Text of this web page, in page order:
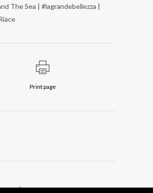
The Sea | #lagrandebellezza |
Print page